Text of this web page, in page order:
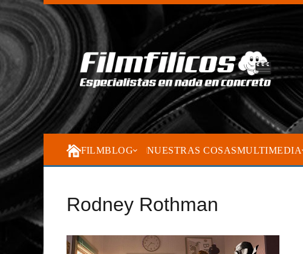
FILMBLOG NUESTRAS COSASMULTIMEDIA
Rodney Rothman